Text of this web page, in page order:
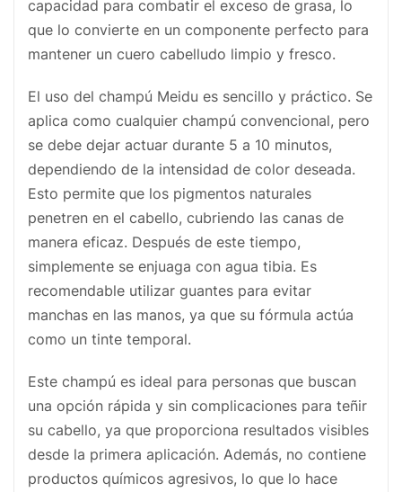
capacidad para combatir el exceso de grasa, lo
que lo convierte en un componente perfecto para
mantener un cuero cabelludo limpio y fresco.
El uso del champú Meidu es sencillo y práctico. Se
aplica como cualquier champú convencional, pero
se debe dejar actuar durante 5 a 10 minutos,
dependiendo de la intensidad de color deseada.
Esto permite que los pigmentos naturales
penetren en el cabello, cubriendo las canas de
manera eficaz. Después de este tiempo,
simplemente se enjuaga con agua tibia. Es
recomendable utilizar guantes para evitar
manchas en las manos, ya que su fórmula actúa
como un tinte temporal.
Este champú es ideal para personas que buscan
una opción rápida y sin complicaciones para teñir
su cabello, ya que proporciona resultados visibles
desde la primera aplicación. Además, no contiene
productos químicos agresivos, lo que lo hace